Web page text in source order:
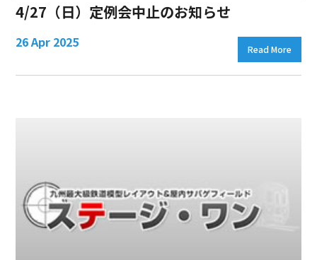
4/27（日）定例会中止のお知らせ
26 Apr 2025 Read More